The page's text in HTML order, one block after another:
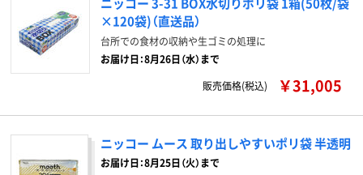
×120袋)（直送品）
台所での食材の収納や生ゴミの処理に
お届け日：8月26日（水）まで
販売価格(税込)
￥31,005
ニッコー ムース 取り出しやすいポリ袋 半透明
お届け日：8月25日（火）まで